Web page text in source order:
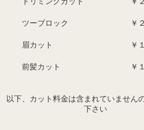
ツーブロック ￥２２
眉カット ￥１１
前髪カット ￥１
以下、カット料金は含まれていませんの
下さい